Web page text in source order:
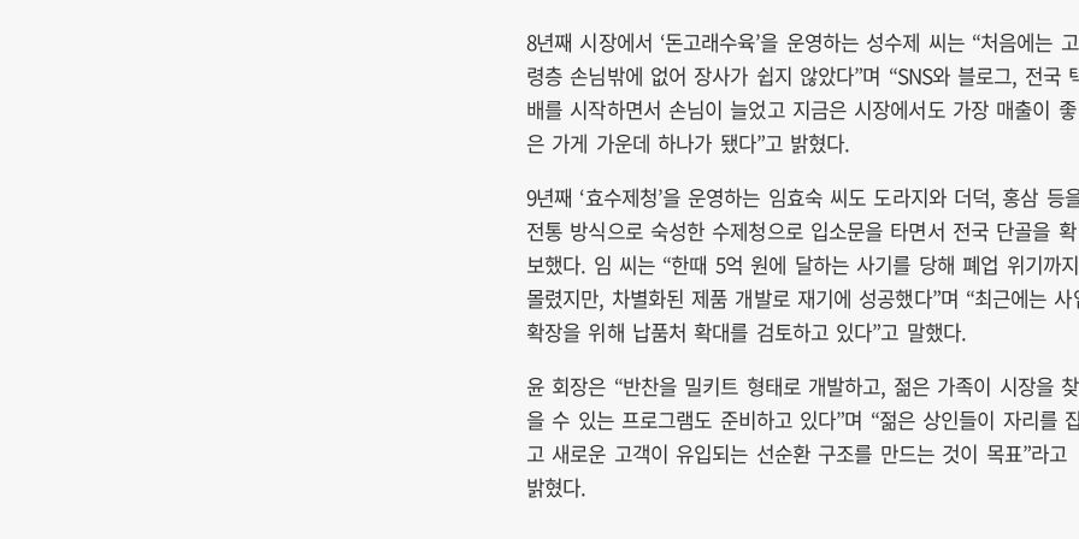
8년째 시장에서 ‘돈고래수육’을 운영하는 성수제 씨는 “처음에는 고
령층 손님밖에 없어 장사가 쉽지 않았다”며 “SNS와 블로그, 전국
배를 시작하면서 손님이 늘었고 지금은 시장에서도 가장 매출이 좋
은 가게 가운데 하나가 됐다”고 밝혔다.
9년째 ‘효수제청’을 운영하는 임효숙 씨도 도라지와 더덕, 홍삼 등
전통 방식으로 숙성한 수제청으로 입소문을 타면서 전국 단골을 확
보했다. 임 씨는 “한때 5억 원에 달하는 사기를 당해 폐업 위기까지
몰렸지만, 차별화된 제품 개발로 재기에 성공했다”며 “최근에는 사
확장을 위해 납품처 확대를 검토하고 있다”고 말했다.
윤 회장은 “반찬을 밀키트 형태로 개발하고, 젊은 가족이 시장을 찾
을 수 있는 프로그램도 준비하고 있다”며 “젊은 상인들이 자리를
고 새로운 고객이 유입되는 선순환 구조를 만드는 것이 목표”라고
밝혔다.